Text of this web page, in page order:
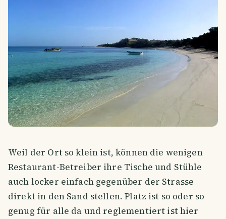
Weil der Ort so klein ist, können die wenigen
Restaurant-Betreiber ihre Tische und Stühle
auch locker einfach gegenüber der Strasse
direkt in den Sand stellen. Platz ist so oder so
genug für alle da und reglementiert ist hier